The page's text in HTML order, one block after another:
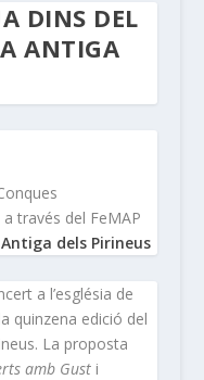
DINS DEL
ANTIGA
través del FeMAP
dels Pirineus
a l’església de
quinzena edició del
La proposta
amb Gusti